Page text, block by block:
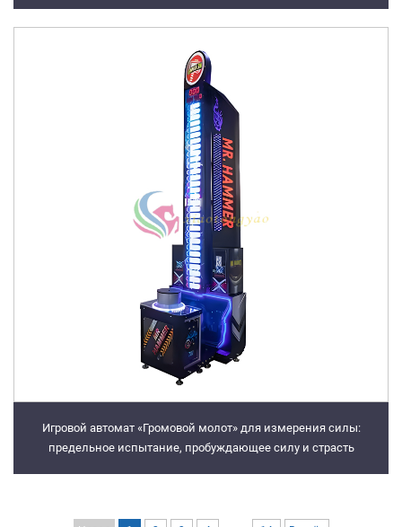
Игровой автомат «Громовой молот» для измерения силы:
предельное испытание, пробуждающее силу и страсть